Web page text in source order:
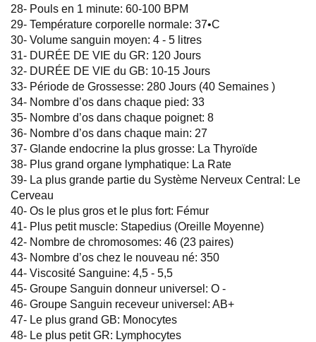
28- Pouls en 1 minute: 60-100 BPM
29- Température corporelle normale: 37•C
30- Volume sanguin moyen: 4 - 5 litres
31- DURÉE DE VIE du GR: 120 Jours
32- DURÉE DE VIE du GB: 10-15 Jours
33- Période de Grossesse: 280 Jours (40 Semaines )
34- Nombre d’os dans chaque pied: 33
35- Nombre d’os dans chaque poignet: 8
36- Nombre d’os dans chaque main: 27
37- Glande endocrine la plus grosse: La Thyroïde
38- Plus grand organe lymphatique: La Rate
39- La plus grande partie du Système Nerveux Central: Le
Cerveau
40- Os le plus gros et le plus fort: Fémur
41- Plus petit muscle: Stapedius (Oreille Moyenne)
42- Nombre de chromosomes: 46 (23 paires)
43- Nombre d’os chez le nouveau né: 350
44- Viscosité Sanguine: 4,5 - 5,5
45- Groupe Sanguin donneur universel: O -
46- Groupe Sanguin receveur universel: AB+
47- Le plus grand GB: Monocytes
48- Le plus petit GR: Lymphocytes